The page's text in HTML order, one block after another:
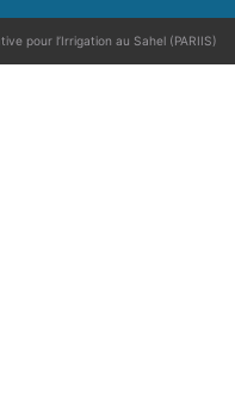
pour l’Irrigation au Sahel (PARIIS)